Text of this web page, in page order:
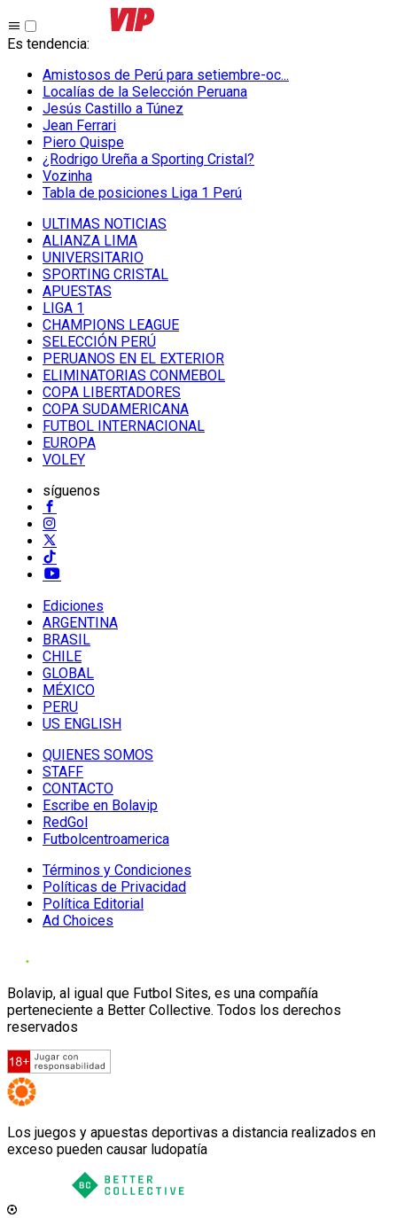
Es tendencia:
Amistosos de Perú para setiembre-oc...
Localías de la Selección Peruana
Jesús Castillo a Túnez
Jean Ferrari
Piero Quispe
¿Rodrigo Ureña a Sporting Cristal?
Vozinha
Tabla de posiciones Liga 1 Perú
ULTIMAS NOTICIAS
ALIANZA LIMA
UNIVERSITARIO
SPORTING CRISTAL
APUESTAS
LIGA 1
CHAMPIONS LEAGUE
SELECCIÓN PERÚ
PERUANOS EN EL EXTERIOR
ELIMINATORIAS CONMEBOL
COPA LIBERTADORES
COPA SUDAMERICANA
FUTBOL INTERNACIONAL
EUROPA
VOLEY
síguenos
Ediciones
ARGENTINA
BRASIL
CHILE
GLOBAL
MÉXICO
PERU
US ENGLISH
QUIENES SOMOS
STAFF
CONTACTO
Escribe en Bolavip
RedGol
Futbolcentroamerica
Términos y Condiciones
Políticas de Privacidad
Política Editorial
Ad Choices
Bolavip, al igual que Futbol Sites, es una compañía
perteneciente a Better Collective. Todos los derechos
reservados
Los juegos y apuestas deportivas a distancia realizados en
exceso pueden causar ludopatía